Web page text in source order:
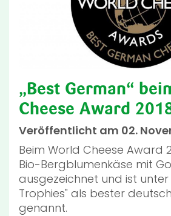
„Best German“
Cheese Award
Veröffentlicht am 02.
Beim World Cheese Award
Bio-Bergblumenkäse mit
ausgezeichnet und ist unter
Trophies" als bester
genannt.